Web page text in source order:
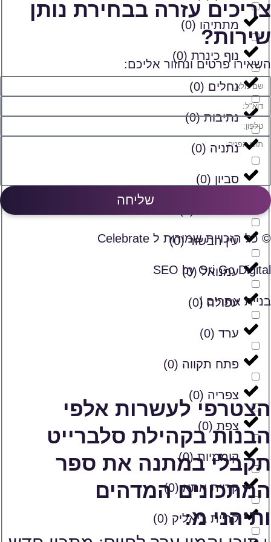
מתתיהו (
0
)
נוף כינרת (
0
)
נחלים (
0
)
נתיבות(
0
)
נתניה (
0
)
סביון (
0
)
עין הבשור(
0
)
עמנואל(
0
)
עפולה (
0
)
ערד (
0
)
פתח תקווה (
0
)
צפריה (
0
)
צפת (
0
)
קוממיות(
0
)
קריית אתא(
0
)
קריית ביאליק (
0
)
צריכים עזרה בבחירת נותן
שירות?
השאירו פרטים ונחזור אליכם:
שליחה
© כל הזכויות שמורות ל Celebrate
SEO by Ori Go Digital
בניית אתרים |
הצטרפי לעשרות אלפי
הבנות בקהילת סלברייט
תקבלי במתנה את ספר
המתכונים המדהים
ותיהני מ: